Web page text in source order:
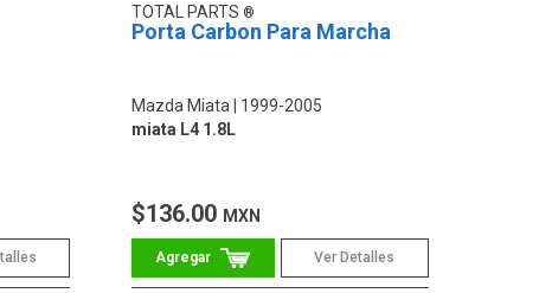
TOTAL PARTS
Porta Carbon Para Marcha
Mazda Miata
1999-2005
miata L4 1.8L
$136.00 MXN
Ver Detalles